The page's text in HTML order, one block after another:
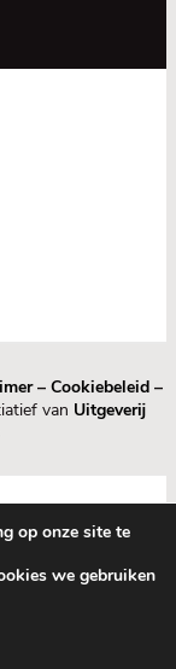
– Cookiebeleid–
van Uitgeverij
op onze site te
we gebruiken